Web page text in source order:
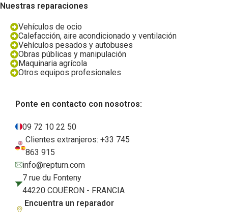
Nuestras reparaciones
Vehículos de ocio
Calefacción, aire acondicionado y ventilación
Vehículos pesados y autobuses
Obras públicas y manipulación
Maquinaria agrícola
Otros equipos profesionales
Ponte en contacto con nosotros:
09 72 10 22 50
Clientes extranjeros: +33 745
863 915
info@repturn.com
7 rue du Fonteny
44220 COUËRON - FRANCIA
Encuentra un reparador